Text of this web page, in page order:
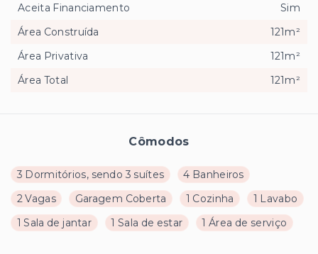
Cômodos
3 Dormitórios, sendo 3 suítes
4 Banheiros
2 Vagas
Garagem Coberta 1 Cozinha
1 Lavabo
1 Sala de jantar
1 Sala de estar 1 Área de serviço
Aceita Financiamento
Sim
Área Construída
121m²
Área Privativa
121m²
Área Total
121m²